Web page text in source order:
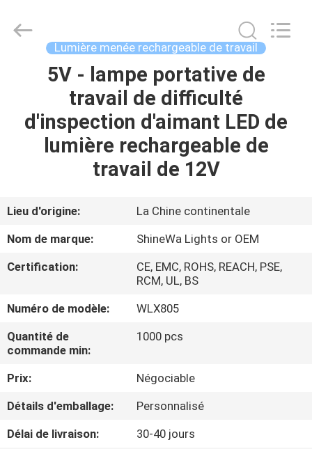
MAISON
VIDÉOS
PROPOS
DE
NOUS
VISITE
L'USINE
International
Trade
Lumière menée rechargeable de travail
5V - lampe portative de
travail de difficulté
d'inspection d'aimant LED de
lumière rechargeable de
travail de 12V
Lieu d'origine:
La Chine continentale
Nom de marque:
ShineWa Lights or OEM
Certification:
CE, EMC, ROHS, REACH, PSE,
RCM, UL, BS
Numéro de modèle:
WLX805
Quantité de
commande min:
1000 pcs
Prix:
Négociable
Détails d'emballage:
Personnalisé
Délai de livraison:
30-40 jours